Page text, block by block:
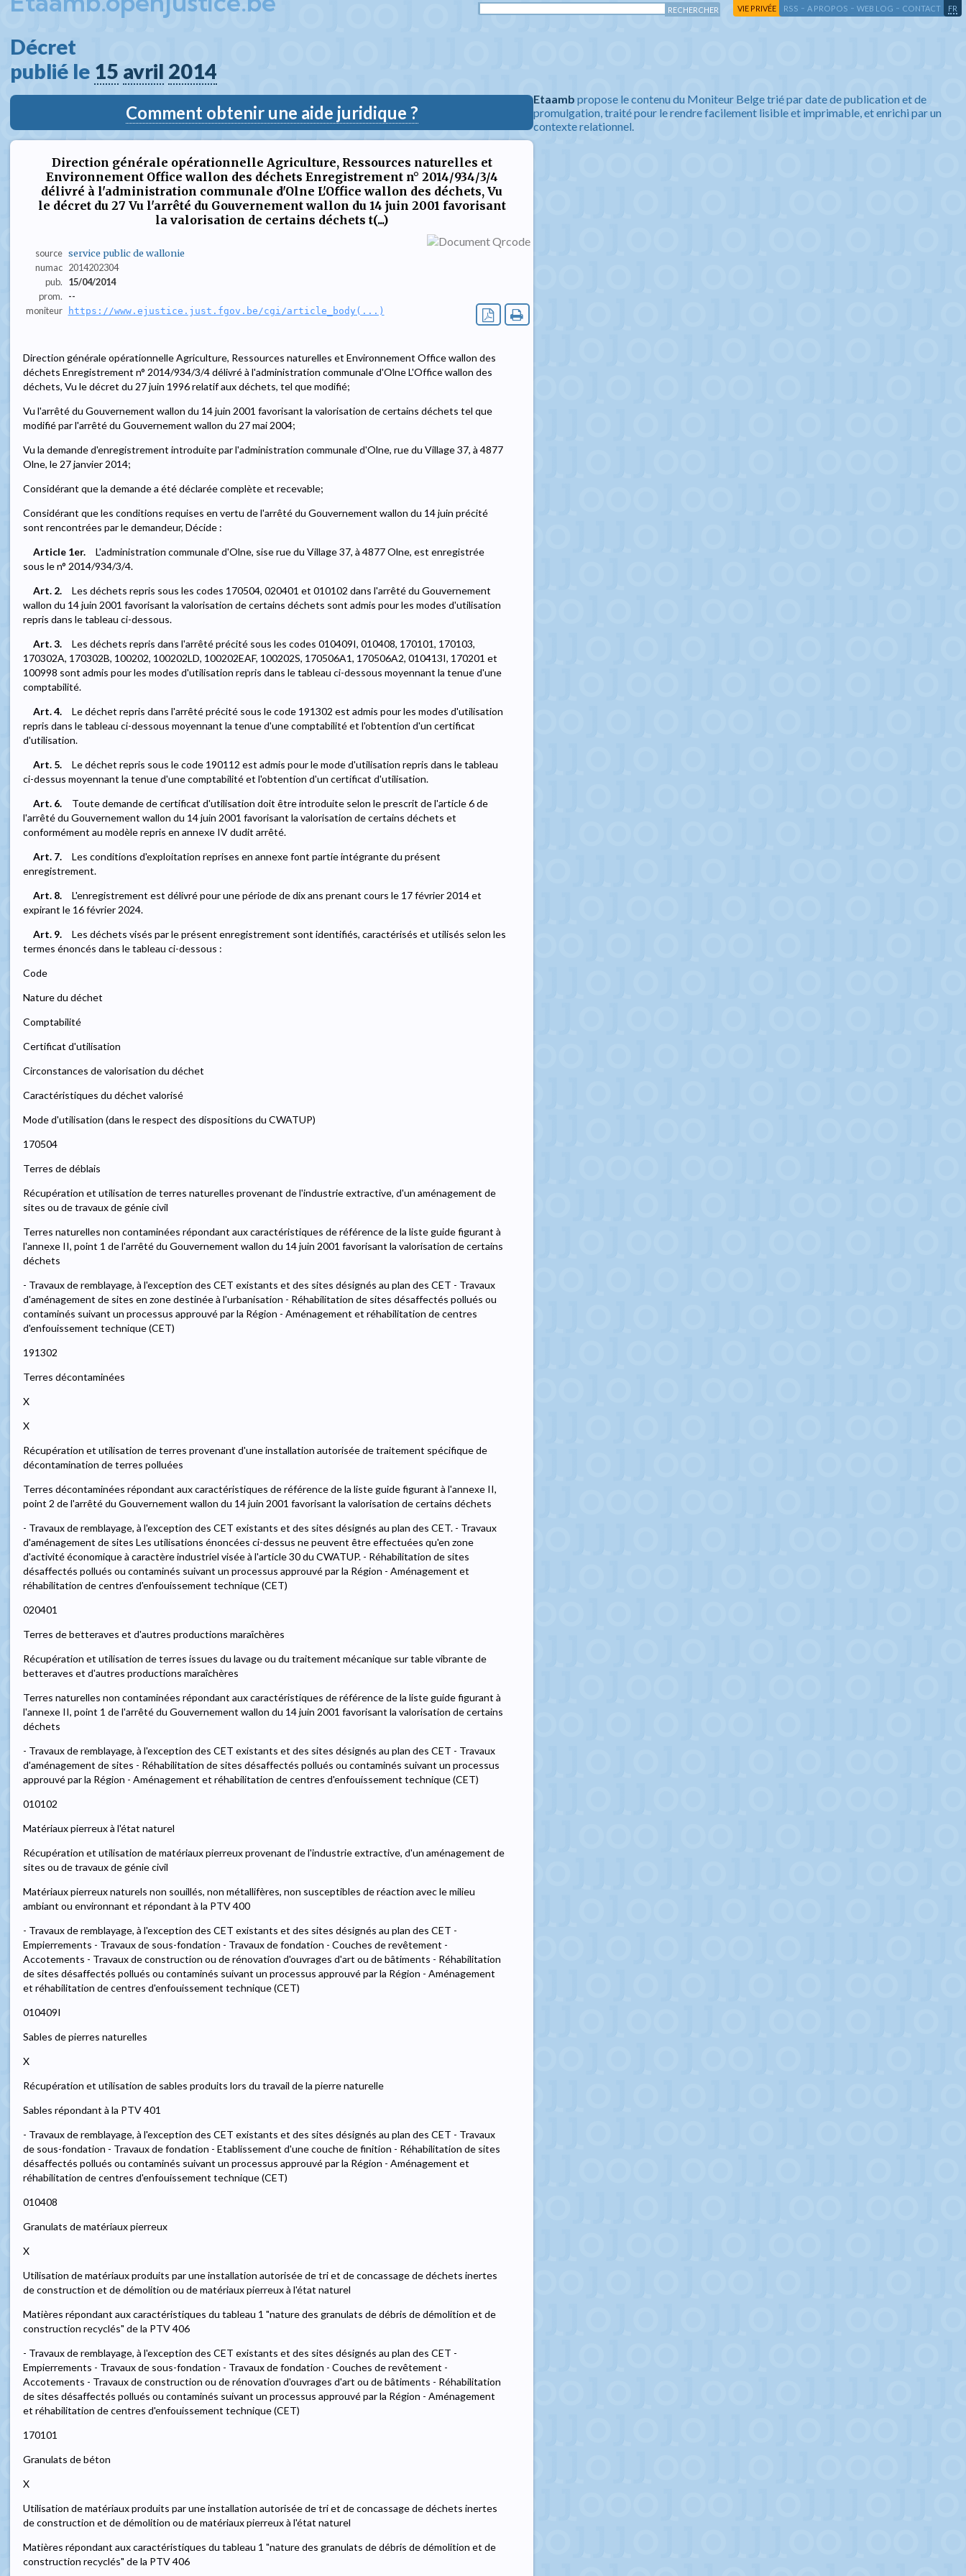
VIE PRIVÉE RSS - A PROPOS - WEB LOG - CONTACT FR
Décret
publié le 15 avril 2014
Comment obtenir une aide juridique ?
Direction générale opérationnelle Agriculture, Ressources naturelles et
Environnement Office wallon des déchets Enregistrement n° 2014/934/3/4
délivré à l'administration communale d'Olne L'Office wallon des déchets, Vu
le décret du 27 Vu l'arrêté du Gouvernement wallon du 14 juin 2001 favorisant
la valorisation de certains déchets t(...)
source service public de wallonie
numac 2014202304
pub.
15/04/2014
prom.
--
moniteur
https://www.ejustice.just.fgov.be/cgi/article_body(...)
Direction générale opérationnelle Agriculture, Ressources naturelles et Environnement Office wallon des
déchets Enregistrement n° 2014/934/3/4 délivré à l'administration communale d'Olne L'Office wallon des
déchets, Vu le décret du 27 juin 1996 relatif aux déchets, tel que modifié;
Vu l'arrêté du Gouvernement wallon du 14 juin 2001 favorisant la valorisation de certains déchets tel que
modifié par l'arrêté du Gouvernement wallon du 27 mai 2004;
Vu la demande d'enregistrement introduite par l'administration communale d'Olne, rue du Village 37, à 4877
Olne, le 27 janvier 2014;
Considérant que la demande a été déclarée complète et recevable;
Considérant que les conditions requises en vertu de l'arrêté du Gouvernement wallon du 14 juin précité
sont rencontrées par le demandeur, Décide :
Article 1er.
L'administration communale d'Olne, sise rue du Village 37, à 4877 Olne, est enregistrée
sous le n° 2014/934/3/4.
Art. 2.
Les déchets repris sous les codes 170504, 020401 et 010102 dans l'arrêté du Gouvernement
wallon du 14 juin 2001 favorisant la valorisation de certains déchets sont admis pour les modes d'utilisation
repris dans le tableau ci-dessous.
Art. 3.
Les déchets repris dans l'arrêté précité sous les codes 010409I, 010408, 170101, 170103,
170302A, 170302B, 100202, 100202LD, 100202EAF, 100202S, 170506A1, 170506A2, 010413I, 170201 et
100998 sont admis pour les modes d'utilisation repris dans le tableau ci-dessous moyennant la tenue d'une
comptabilité.
Art. 4.
Le déchet repris dans l'arrêté précité sous le code 191302 est admis pour les modes d'utilisation
repris dans le tableau ci-dessous moyennant la tenue d'une comptabilité et l'obtention d'un certificat
d'utilisation.
Art. 5.
Le déchet repris sous le code 190112 est admis pour le mode d'utilisation repris dans le tableau
ci-dessus moyennant la tenue d'une comptabilité et l'obtention d'un certificat d'utilisation.
Art. 6.
Toute demande de certificat d'utilisation doit être introduite selon le prescrit de l'article 6 de
l'arrêté du Gouvernement wallon du 14 juin 2001 favorisant la valorisation de certains déchets et
conformément au modèle repris en annexe IV dudit arrêté.
Art. 7.
Les conditions d'exploitation reprises en annexe font partie intégrante du présent
enregistrement.
Art. 8.
L'enregistrement est délivré pour une période de dix ans prenant cours le 17 février 2014 et
expirant le 16 février 2024.
Art. 9.
Les déchets visés par le présent enregistrement sont identifiés, caractérisés et utilisés selon les
termes énoncés dans le tableau ci-dessous :
Code
Nature du déchet
Comptabilité
Certificat d'utilisation
Circonstances de valorisation du déchet
Caractéristiques du déchet valorisé
Mode d'utilisation (dans le respect des dispositions du CWATUP)
170504
Terres de déblais
Récupération et utilisation de terres naturelles provenant de l'industrie extractive, d'un aménagement de
sites ou de travaux de génie civil
Terres naturelles non contaminées répondant aux caractéristiques de référence de la liste guide figurant à
l'annexe II, point 1 de l'arrêté du Gouvernement wallon du 14 juin 2001 favorisant la valorisation de certains
déchets
- Travaux de remblayage, à l'exception des CET existants et des sites désignés au plan des CET - Travaux
d'aménagement de sites en zone destinée à l'urbanisation - Réhabilitation de sites désaffectés pollués ou
contaminés suivant un processus approuvé par la Région - Aménagement et réhabilitation de centres
d'enfouissement technique (CET)
191302
Terres décontaminées
X
X
Récupération et utilisation de terres provenant d'une installation autorisée de traitement spécifique de
décontamination de terres polluées
Terres décontaminées répondant aux caractéristiques de référence de la liste guide figurant à l'annexe II,
point 2 de l'arrêté du Gouvernement wallon du 14 juin 2001 favorisant la valorisation de certains déchets
- Travaux de remblayage, à l'exception des CET existants et des sites désignés au plan des CET. - Travaux
d'aménagement de sites Les utilisations énoncées ci-dessus ne peuvent être effectuées qu'en zone
d'activité économique à caractère industriel visée à l'article 30 du CWATUP. - Réhabilitation de sites
désaffectés pollués ou contaminés suivant un processus approuvé par la Région - Aménagement et
réhabilitation de centres d'enfouissement technique (CET)
020401
Terres de betteraves et d'autres productions maraîchères
Récupération et utilisation de terres issues du lavage ou du traitement mécanique sur table vibrante de
betteraves et d'autres productions maraîchères
Terres naturelles non contaminées répondant aux caractéristiques de référence de la liste guide figurant à
l'annexe II, point 1 de l'arrêté du Gouvernement wallon du 14 juin 2001 favorisant la valorisation de certains
déchets
- Travaux de remblayage, à l'exception des CET existants et des sites désignés au plan des CET - Travaux
d'aménagement de sites - Réhabilitation de sites désaffectés pollués ou contaminés suivant un processus
approuvé par la Région - Aménagement et réhabilitation de centres d'enfouissement technique (CET)
010102
Matériaux pierreux à l'état naturel
Récupération et utilisation de matériaux pierreux provenant de l'industrie extractive, d'un aménagement de
sites ou de travaux de génie civil
Matériaux pierreux naturels non souillés, non métallifères, non susceptibles de réaction avec le milieu
ambiant ou environnant et répondant à la PTV 400
- Travaux de remblayage, à l'exception des CET existants et des sites désignés au plan des CET -
Empierrements - Travaux de sous-fondation - Travaux de fondation - Couches de revêtement -
Accotements - Travaux de construction ou de rénovation d'ouvrages d'art ou de bâtiments - Réhabilitation
de sites désaffectés pollués ou contaminés suivant un processus approuvé par la Région - Aménagement
et réhabilitation de centres d'enfouissement technique (CET)
010409I
Sables de pierres naturelles
X
Récupération et utilisation de sables produits lors du travail de la pierre naturelle
Sables répondant à la PTV 401
- Travaux de remblayage, à l'exception des CET existants et des sites désignés au plan des CET - Travaux
de sous-fondation - Travaux de fondation - Etablissement d'une couche de finition - Réhabilitation de sites
désaffectés pollués ou contaminés suivant un processus approuvé par la Région - Aménagement et
réhabilitation de centres d'enfouissement technique (CET)
010408
Granulats de matériaux pierreux
X
Utilisation de matériaux produits par une installation autorisée de tri et de concassage de déchets inertes
de construction et de démolition ou de matériaux pierreux à l'état naturel
Matières répondant aux caractéristiques du tableau 1 "nature des granulats de débris de démolition et de
construction recyclés" de la PTV 406
- Travaux de remblayage, à l'exception des CET existants et des sites désignés au plan des CET -
Empierrements - Travaux de sous-fondation - Travaux de fondation - Couches de revêtement -
Accotements - Travaux de construction ou de rénovation d'ouvrages d'art ou de bâtiments - Réhabilitation
de sites désaffectés pollués ou contaminés suivant un processus approuvé par la Région - Aménagement
et réhabilitation de centres d'enfouissement technique (CET)
170101
Granulats de béton
X
Utilisation de matériaux produits par une installation autorisée de tri et de concassage de déchets inertes
de construction et de démolition ou de matériaux pierreux à l'état naturel
Matières répondant aux caractéristiques du tableau 1 "nature des granulats de débris de démolition et de
construction recyclés" de la PTV 406
Etaamb propose le contenu du Moniteur Belge trié par date de publication et de
promulgation, traité pour le rendre facilement lisible et imprimable, et enrichi par un
contexte relationnel.